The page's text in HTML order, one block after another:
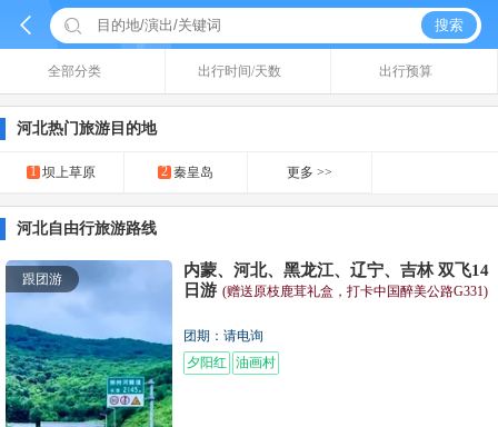
  搜索
全部分类 出行时间/天数 出行预算
河北热门旅游目的地
1 坝上草原 2 秦皇岛 更多 >>
河北自由行旅游路线
跟团游
内蒙、河北、黑龙江、辽宁、吉林 双飞14
日游 (赠送原枝鹿茸礼盒，打卡中国醉美公路G331)
团期：请电询
夕阳红
油画村